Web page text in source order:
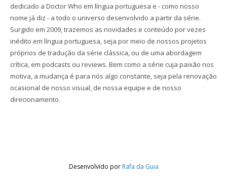
dedicado a Doctor Who em língua portuguesa e - como nosso
nome já diz - a todo o universo desenvolvido a partir da série.
Surgido em 2009, trazemos as novidades e conteúdo por vezes
inédito em língua portuguesa, seja por meio de nossos projetos
próprios de tradução da série clássica, ou de uma abordagem
crítica, em podcasts ou reviews. Bem como a série cuja paixão nos
motiva, a mudança é para nós algo constante, seja pela renovação
ocasional de nosso visual, de nossa equipe e de nosso
direcionamento.
Desenvolvido por Rafa da Guia